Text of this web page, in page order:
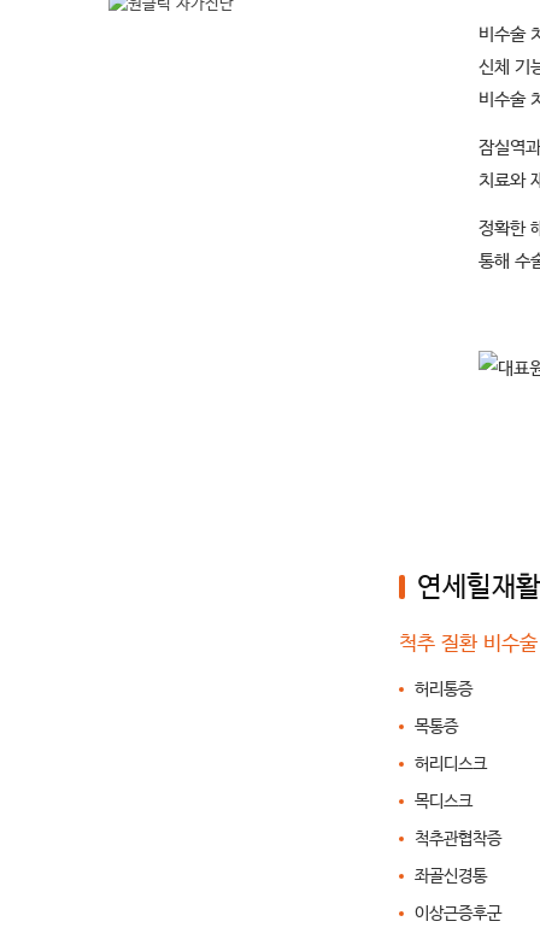
비수술
신체 기
비수술
잠실역
치료와
정확한
통해 수
연세힐재
척추 질환 비수
허리통증
목통증
허리디스크
목디스크
척추관협착증
좌골신경통
이상근증후군